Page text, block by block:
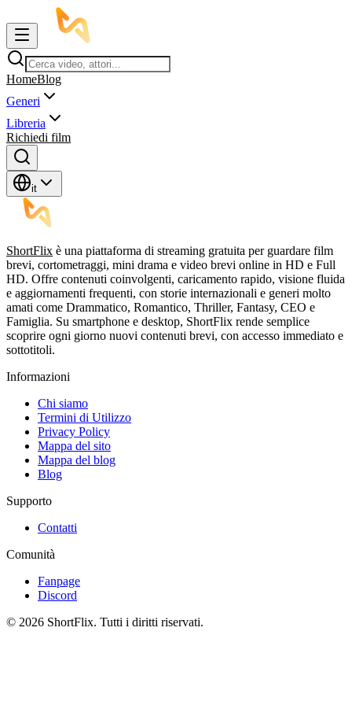
HomeBlog
Generi
Libreria
Richiedi film
it
ShortFlix è una piattaforma di streaming gratuita per guardare film
brevi, cortometraggi, mini drama e video brevi online in HD e Full
HD. Offre contenuti coinvolgenti, caricamento rapido, visione fluida
e aggiornamenti frequenti, con storie internazionali e generi molto
amati come Drammatico, Romantico, Thriller, Fantasy, CEO e
Famiglia. Su smartphone e desktop, ShortFlix rende semplice
scoprire ogni giorno nuovi contenuti brevi, con accesso immediato e
sottotitoli.
Informazioni
Chi siamo
Termini di Utilizzo
Privacy Policy
Mappa del sito
Mappa del blog
Blog
Supporto
Contatti
Comunità
Fanpage
Discord
© 2026 ShortFlix. Tutti i diritti riservati.